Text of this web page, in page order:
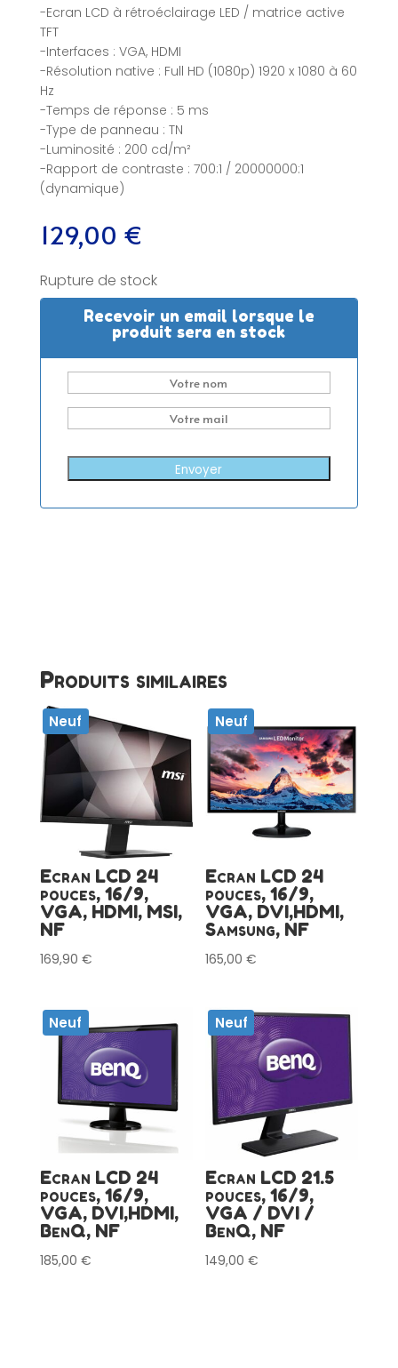
-Ecran LCD à rétroéclairage LED / matrice active
TFT
-Interfaces : VGA, HDMI
-Résolution native : Full HD (1080p) 1920 x 1080 à 60
Hz
-Temps de réponse : 5 ms
-Type de panneau : TN
-Luminosité : 200 cd/m²
-Rapport de contraste : 700:1 / 20000000:1
(dynamique)
129,00 €
Rupture de stock
Recevoir un email lorsque le
produit sera en stock
Envoyer
Produits similaires
Neuf
Ecran LCD 24
pouces, 16/9,
VGA, HDMI, MSI,
NF
169,90 €
Neuf
Ecran LCD 24
pouces, 16/9,
VGA, DVI,HDMI,
Samsung, NF
165,00€
Neuf
Ecran LCD 24
pouces, 16/9,
VGA, DVI,HDMI,
BenQ, NF
185,00 €
Neuf
Ecran LCD 21.5
pouces, 16/9,
VGA / DVI /
BenQ, NF
149,00€